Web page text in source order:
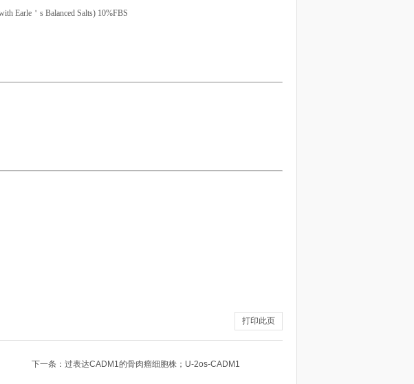
Earle＇ s Balanced Salts) 10%FBS
打印此页
下一条： 过表达CADM1的骨肉瘤细胞株；U-2os-CADM1